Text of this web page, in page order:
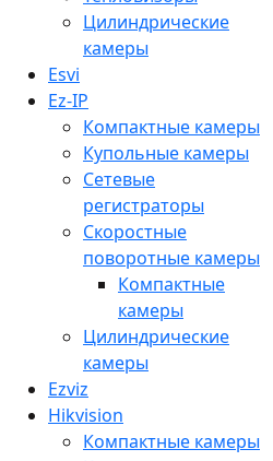
Цилиндрические
камеры
Esvi
Ez-IP
Компактные камеры
Купольные камеры
Сетевые
регистраторы
Скоростные
поворотные камеры
Компактные
камеры
Цилиндрические
камеры
Ezviz
Hikvision
Компактные камеры